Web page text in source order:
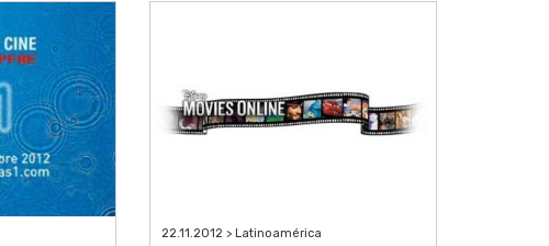
22.11.2012 > Latinoamérica